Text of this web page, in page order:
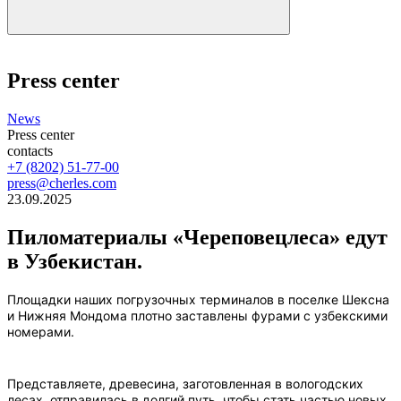
Press center
News
Press center
contacts
+7 (8202) 51-77-00
press@cherles.com
23.09.2025
Пиломатериалы «Череповецлеса» едут
в Узбекистан.
Площадки наших погрузочных терминалов в поселке Шексна
и Нижняя Мондома плотно заставлены фурами с узбекскими
номерами.
Представляете, древесина, заготовленная в вологодских